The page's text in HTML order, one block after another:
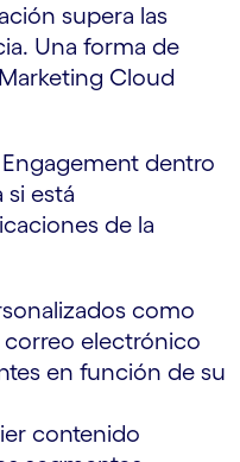
supera las
Una forma de
Cloud
dentro
si está
de la
como
electrónico
en función de su
contenido